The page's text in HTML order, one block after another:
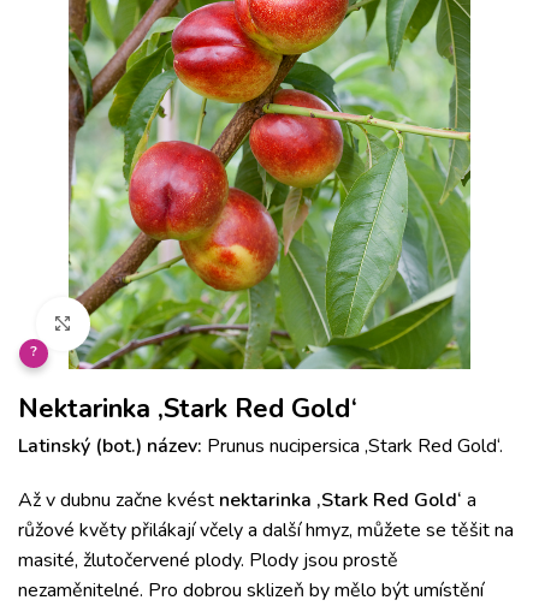
Klikněte pro zvětšení
?
Nektarinka ‚Stark Red Gold‘
Latinský (bot.) název: Prunus nucipersica ‚Stark Red Gold‘.
Až v dubnu začne kvést nektarinka ‚Stark Red Gold‘ a
růžové květy přilákají včely a další hmyz, můžete se těšit na
masité, žlutočervené plody. Plody jsou prostě
nezaměnitelné. Pro dobrou sklizeň by mělo být umístění